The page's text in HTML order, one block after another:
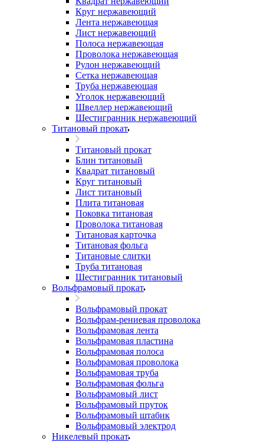
Круг нержавеющий
Лента нержавеющая
Лист нержавеющий
Полоса нержавеющая
Проволока нержавеющая
Рулон нержавеющий
Сетка нержавеющая
Труба нержавеющая
Уголок нержавеющий
Швеллер нержавеющий
Шестигранник нержавеющий
Титановый прокат
Титановый прокат
Блин титановый
Квадрат титановый
Круг титановый
Лист титановый
Плита титановая
Поковка титановая
Проволока титановая
Титановая карточка
Титановая фольга
Титановые слитки
Труба титановая
Шестигранник титановый
Вольфрамовый прокат
Вольфрамовый прокат
Вольфрам-рениевая проволока
Вольфрамовая лента
Вольфрамовая пластина
Вольфрамовая полоса
Вольфрамовая проволока
Вольфрамовая труба
Вольфрамовая фольга
Вольфрамовый лист
Вольфрамовый пруток
Вольфрамовый штабик
Вольфрамовый электрод
Никелевый прокат